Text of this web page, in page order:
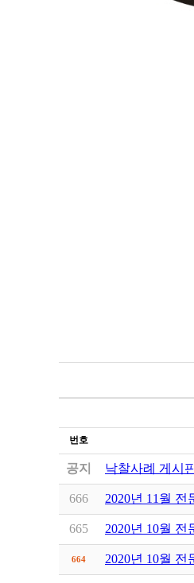
번호
공지 낙찰사례 게시
666 2020년 11월
665 2020년 10월
664 2020년 10월